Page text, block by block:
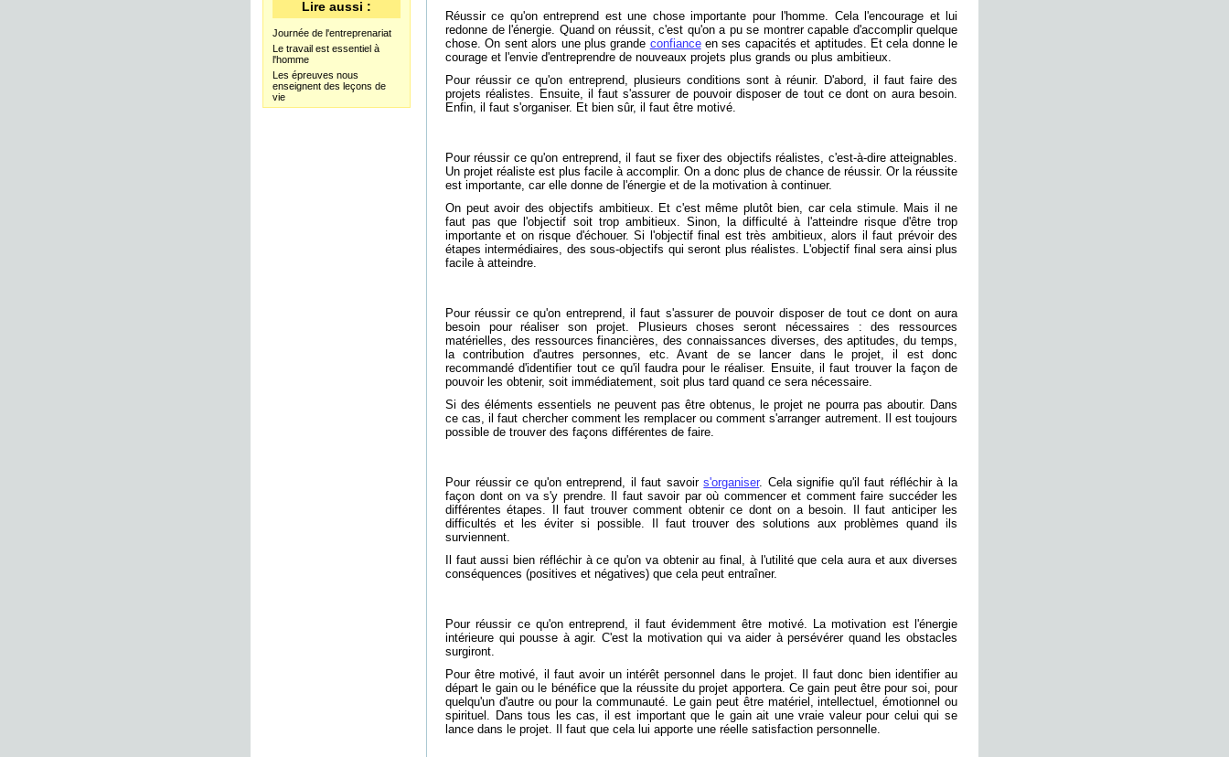
Réussir ce qu'on entreprend est une chose importante pour l'homme. Cela l'encourage et lui
redonne de l'énergie. Quand on réussit, c'est qu'on a pu se montrer capable d'accomplir quelque
chose. On sent alors une plus grande confianceen ses capacités et aptitudes. Et cela donne le
courage et l'envie d'entreprendre de nouveaux projets plus grands ou plus ambitieux.
Pour réussir ce qu'on entreprend, plusieurs conditions sont à réunir. D'abord, il faut faire des
projets réalistes. Ensuite, il faut s'assurer de pouvoir disposer de tout ce dont on aura besoin.
Enfin, il faut s'organiser. Et bien sûr, il faut être motivé.
Pour réussir ce qu'on entreprend, il faut se fixer des objectifs réalistes, c'est-à-dire atteignables.
Un projet réaliste est plus facile à accomplir. On a donc plus de chance de réussir. Or la réussite
est importante, car elle donne de l'énergie et de la motivation à continuer.
On peut avoir des objectifs ambitieux. Et c'est même plutôt bien, car cela stimule. Mais il ne
faut pas que l'objectif soit trop ambitieux. Sinon, la difficulté à l'atteindre risque d'être trop
importante et on risque d'échouer. Si l'objectif final est très ambitieux, alors il faut prévoir des
étapes intermédiaires, des sous-objectifs qui seront plus réalistes. L'objectif final sera ainsi plus
facile à atteindre.
Pour réussir ce qu'on entreprend, il faut s'assurer de pouvoir disposer de tout ce dont on aura
besoin pour réaliser son projet. Plusieurs choses seront nécessaires : des ressources
matérielles, des ressources financières, des connaissances diverses, des aptitudes, du temps,
la contribution d'autres personnes, etc. Avant de se lancer dans le projet, il est donc
recommandé d'identifier tout ce qu'il faudra pour le réaliser. Ensuite, il faut trouver la façon de
pouvoir les obtenir, soit immédiatement, soit plus tard quand ce sera nécessaire.
Si des éléments essentiels ne peuvent pas être obtenus, le projet ne pourra pas aboutir. Dans
ce cas, il faut chercher comment les remplacer ou comment s'arranger autrement. Il est toujours
possible de trouver des façons différentes de faire.
Pour réussir ce qu'on entreprend, il faut savoirs'organiser. Cela signifie qu'il faut réfléchir à la
façon dont on va s'y prendre. Il faut savoir par où commencer et comment faire succéder les
différentes étapes. Il faut trouver comment obtenir ce dont on a besoin. Il faut anticiper les
difficultés et les éviter si possible. Il faut trouver des solutions aux problèmes quand ils
surviennent.
Il faut aussi bien réfléchir à ce qu'on va obtenir au final, à l'utilité que cela aura et aux diverses
conséquences (positives et négatives) que cela peut entraîner.
Pour réussir ce qu'on entreprend, il faut évidemment être motivé. La motivation est l'énergie
intérieure qui pousse à agir. C'est la motivation qui va aider à persévérer quand les obstacles
surgiront.
Pour être motivé, il faut avoir un intérêt personnel dans le projet. Il faut donc bien identifier au
départ le gain ou le bénéfice que la réussite du projet apportera. Ce gain peut être pour soi, pour
quelqu'un d'autre ou pour la communauté. Le gain peut être matériel, intellectuel, émotionnel ou
spirituel. Dans tous les cas, il est important que le gain ait une vraie valeur pour celui qui se
lance dans le projet. Il faut que cela lui apporte une réelle satisfaction personnelle.
Lire aussi :
Journée de l'entreprenariat
Le travail est essentiel à
l'homme
Les épreuves nous
enseignent des leçons de
vie